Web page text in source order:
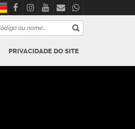
PRIVACIDADE DO SITE